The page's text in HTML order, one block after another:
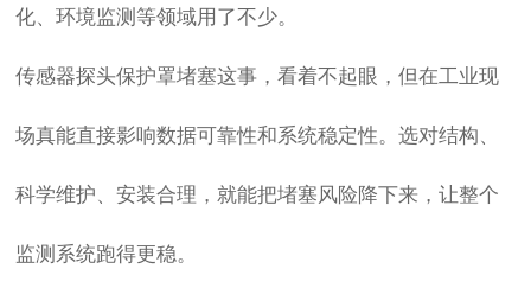
化、环境监测等领域用了不少。
传感器探头保护罩堵塞这事，看着不起眼，但在工业现
场真能直接影响数据可靠性和系统稳定性。选对结构、
科学维护、安装合理，就能把堵塞风险降下来，让整个
监测系统跑得更稳。